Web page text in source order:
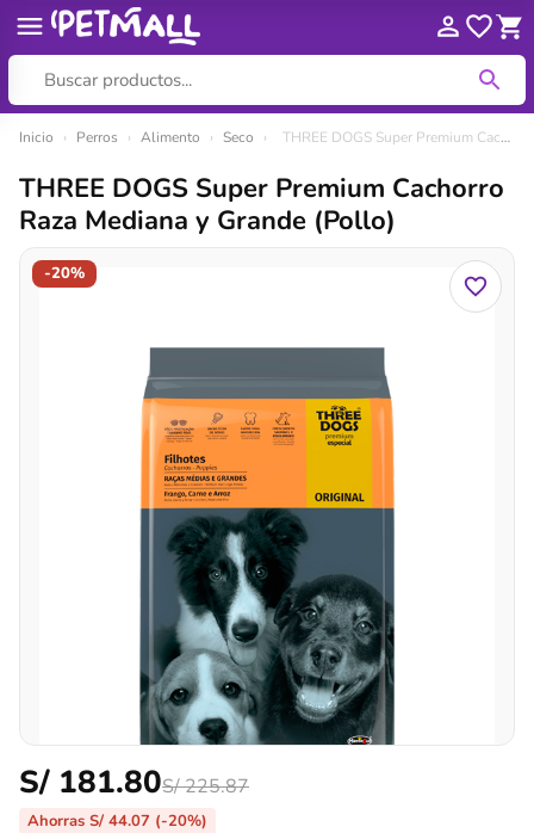
contenido
Inicio › Perros › Alimento › Seco › THREE DOGS Super Premium Cachorro Raza Mediana y Grande (Pollo)
-20%
THREE DOGS Super Premium Cachorro
Raza Mediana y Grande (Pollo)
S/ 181.80S/225.87
Ahorras S/ 44.07 (-20%)